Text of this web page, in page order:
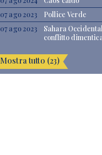
07 ago 2023
Pollice Verde
07 ago 2023
Sahara
conflitto
Mostra tutto (23)